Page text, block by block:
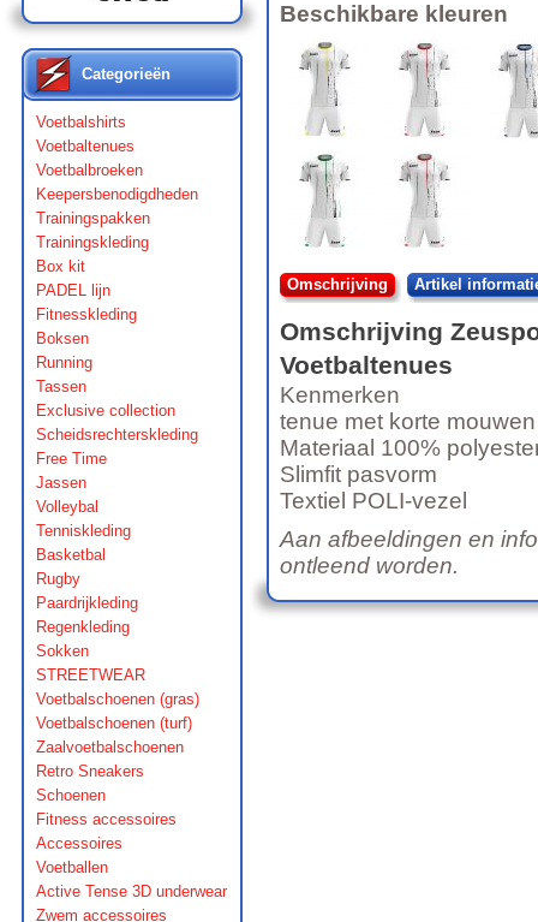
Categorieën
Voetbalshirts
Voetbaltenues
Voetbalbroeken
Keepersbenodigdheden
Trainingspakken
Trainingskleding
Box kit
PADEL lijn
Fitnesskleding
Boksen
Running
Tassen
Exclusive collection
Scheidsrechterskleding
Free Time
Jassen
Volleybal
Tenniskleding
Basketbal
Rugby
Paardrijkleding
Regenkleding
Sokken
STREETWEAR
Voetbalschoenen (gras)
Voetbalschoenen (turf)
Zaalvoetbalschoenen
Retro Sneakers
Schoenen
Fitness accessoires
Accessoires
Voetballen
Active Tense 3D underwear
Zwem accessoires
Beschikbare kleuren
Omschrijving Artikel
Omschrijving
Voetbaltenues
Kenmerken
tenue met korte
Materiaal 100%
Slimfit pasvorm
Textiel POLI-vezel
Aan afbeeldingen en
ontleend worden.